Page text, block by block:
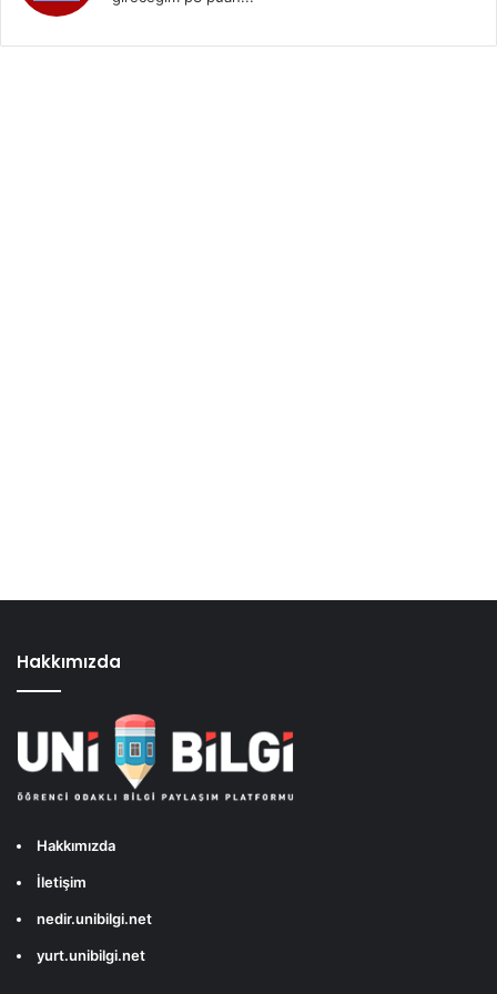
Hakkımızda
Hakkımızda
İletişim
nedir.unibilgi.net
yurt.unibilgi.net